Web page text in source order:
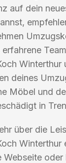
auf dein
Winterthur
deines
Möbel und
in
über die
Winterthur
Webseite